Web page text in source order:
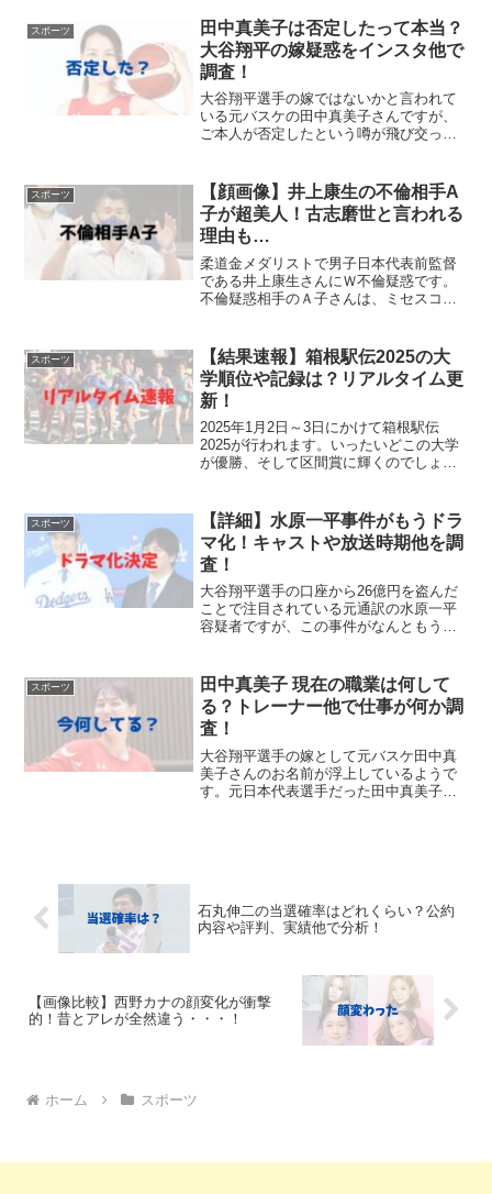
す。そこで今回は、ドジャース所属の
佐々木朗希選手と結婚...
スポーツ
田中真美子は否定したって本当？
大谷翔平の嫁疑惑をインスタ他で
調査！
大谷翔平選手の嫁ではないかと言われて
いる元バスケの田中真美子さんですが、
ご本人が否定したという噂が飛び交って
か。今回は、田中真美子さんが否定コメ
ントを出されたという噂を...
スポーツ
【顔画像】井上康生の不倫相手A
子が超美人！古志磨世と言われる
理由も…
柔道金メダリストで男子日本代表前監督
である井上康生さんにＷ不倫疑惑です。
不倫疑惑相手のＡ子さんは、ミセスコン
か気になります。どうやら不倫相手Ａ子
さんは古志磨世さんでは？...
スポーツ
【結果速報】箱根駅伝2025の大
学順位や記録は？リアルタイム更
新！
2025年1月2日～3日にかけて箱根駅伝
2025が行われます。いったいどこの大学
が優勝、そして区間賞に輝くのでしょう
タイム速報していきます。★ぜひ当記事
をブックマー...
スポーツ
【詳細】水原一平事件がもうドラ
マ化！キャストや放送時期他を調
査！
大谷翔平選手の口座から26億円を盗んだ
ことで注目されている元通訳の水原一平
容疑者ですが、この事件がなんともうテ
ャストで制作予定なのか気になります。
今回は、水原一平容疑者...
スポーツ
田中真美子 現在の職業は何して
る？トレーナー他で仕事が何か調
査！
大谷翔平選手の嫁として元バスケ田中真
美子さんのお名前が浮上しているようで
す。元日本代表選手だった田中真美子さ
石丸伸二の当選確率はどれくらい？公約
内容や評判、実績他で分析！
【画像比較】西野カナの顔変化が衝撃
的！昔とアレが全然違う・・・！
ホーム スポーツ